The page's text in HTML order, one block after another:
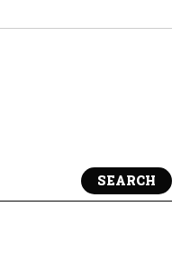
SEARCH